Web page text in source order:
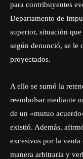
para contribuyentes
Departamento de
superior, situación
según denunció, se le
proyectados.
A ello se sumó la
reembolsar mediante
de un «mutuo
existió. Además,
excesivos por la
manera arbitraria y